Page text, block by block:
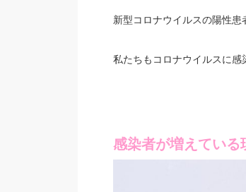
新型コロナウイルスの陽性患
私たちもコロナウイルスに感
感染者が増えている